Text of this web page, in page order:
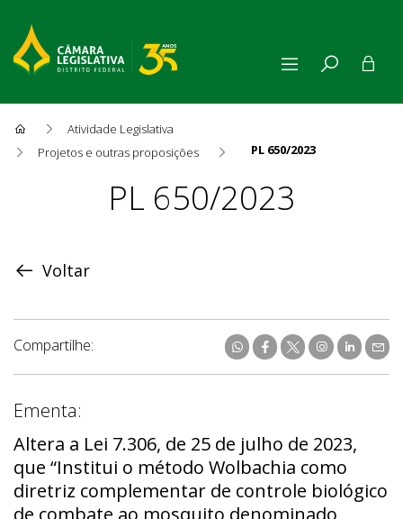
Atividade Legislativa
Projetos e outras proposições
PL 650/2023
ProposiçãoPL 650/2023
Voltar
Compartilhe:
Ementa:
Altera a Lei 7.306, de 25 de julho de 2023,
que “Institui o método Wolbachia como
diretriz complementar de controle biológico
de combate ao mosquito denominado